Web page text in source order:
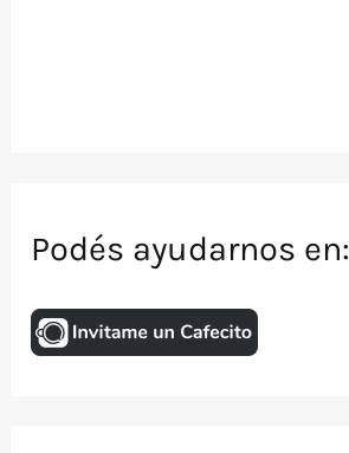
Podés ayudarnos en: